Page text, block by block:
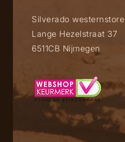
Silverado westernstore
Lange Hezelstraat 37
6511CB Nijmegen